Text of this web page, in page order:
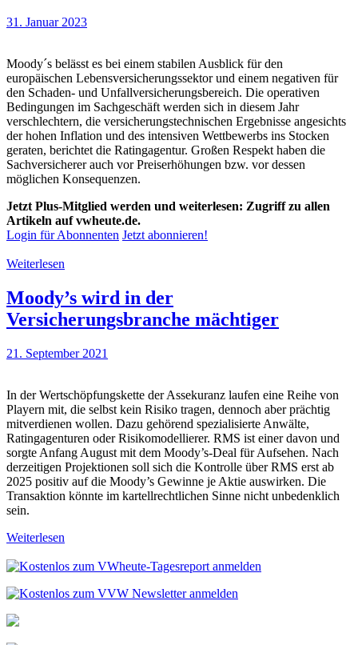
31. Januar 2023
Moody´s belässt es bei einem stabilen Ausblick für den
europäischen Lebensversicherungssektor und einem negativen für
den Schaden- und Unfallversicherungsbereich. Die operativen
Bedingungen im Sachgeschäft werden sich in diesem Jahr
verschlechtern, die versicherungstechnischen Ergebnisse angesichts
der hohen Inflation und des intensiven Wettbewerbs ins Stocken
geraten, berichtet die Ratingagentur. Großen Respekt haben die
Sachversicherer auch vor Preiserhöhungen bzw. vor dessen
möglichen Konsequenzen.
Jetzt Plus-Mitglied werden und weiterlesen: Zugriff zu allen
Artikeln auf vwheute.de.
Login für Abonnenten Jetzt abonnieren!
Weiterlesen
Moody’s wird in der
Versicherungsbranche mächtiger
21. September 2021
In der Wertschöpfungskette der Assekuranz laufen eine Reihe von
Playern mit, die selbst kein Risiko tragen, dennoch aber prächtig
mitverdienen wollen. Dazu gehörend spezialisierte Anwälte,
Ratingagenturen oder Risikomodellierer. RMS ist einer davon und
sorgte Anfang August mit dem Moody’s-Deal für Aufsehen. Nach
derzeitigen Projektionen soll sich die Kontrolle über RMS erst ab
2025 positiv auf die Moody’s Gewinne je Aktie auswirken. Die
Transaktion könnte im kartellrechtlichen Sinne nicht unbedenklich
sein.
Weiterlesen